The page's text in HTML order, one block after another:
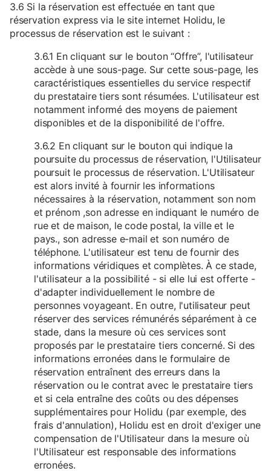
3.6 Si la réservation est effectuée en tant que
réservation express via le site internet Holidu, le
processus de réservation est le suivant :
3.6.1 En cliquant sur le bouton “Offre”, l'utilisateur
accède à une sous-page. Sur cette sous-page, les
caractéristiques essentielles du service respectif
du prestataire tiers sont résumées. L'utilisateur est
notamment informé des moyens de paiement
disponibles et de la disponibilité de l'offre.
3.6.2 En cliquant sur le bouton qui indique la
poursuite du processus de réservation, l'Utilisateur
poursuit le processus de réservation. L'Utilisateur
est alors invité à fournir les informations
nécessaires à la réservation, notamment son nom
et prénom ,son adresse en indiquant le numéro de
rue et de maison, le code postal, la ville et le
pays., son adresse e-mail et son numéro de
téléphone. L'utilisateur est tenu de fournir des
informations véridiques et complètes. À ce stade,
l'utilisateur a la possibilité - si elle lui est offerte -
d'adapter individuellement le nombre de
personnes voyageant. En outre, l'utilisateur peut
réserver des services rémunérés séparément à ce
stade, dans la mesure où ces services sont
proposés par le prestataire tiers concerné. Si des
informations erronées dans le formulaire de
réservation entraînent des erreurs dans la
réservation ou le contrat avec le prestataire tiers
et si cela entraîne des coûts ou des dépenses
supplémentaires pour Holidu (par exemple, des
frais d'annulation), Holidu est en droit d'exiger une
compensation de l'Utilisateur dans la mesure où
l'Utilisateur est responsable des informations
erronées.